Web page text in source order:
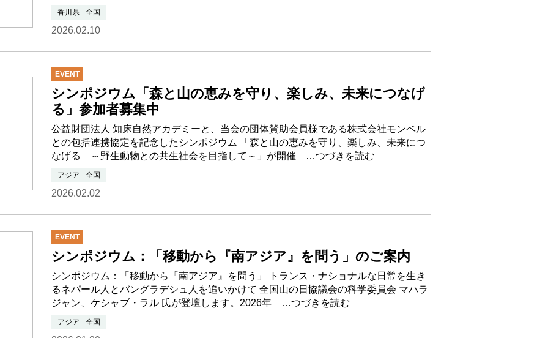
香川県 全国
2026.02.10
EVENT
シンポジウム「森と山の恵みを守り、楽しみ、未来につなげ
る」参加者募集中
公益財団法人 知床自然アカデミーと、当会の団体賛助会員様である株式会社モンベル
との包括連携協定を記念したシンポジウム 「森と山の恵みを守り、楽しみ、未来につ
なげる ～野生動物との共生社会を目指して～」が開催 …つづきを読む
アジア 全国
2026.02.02
EVENT
シンポジウム：「移動から『南アジア』を問う」のご案内
シンポジウム：「移動から『南アジア』を問う」 トランス・ナショナルな日常を生き
るネパール人とバングラデシュ人を追いかけて 全国山の日協議会の科学委員会 マハラ
ジャン、ケシャブ・ラル 氏が登壇します。2026年 …つづきを読む
アジア 全国